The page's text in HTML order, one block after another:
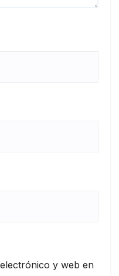
y web en